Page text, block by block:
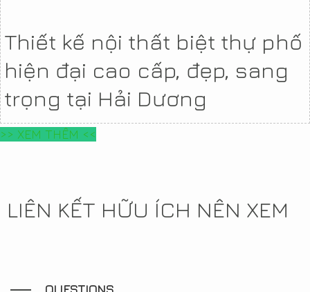
Thiết kế nội thất biệt thự phố
hiện đại cao cấp, đẹp, sang
trọng tại Hải Dương
>> XEM THÊM <<
LIÊN KẾT HỮU ÍCH NÊN XEM